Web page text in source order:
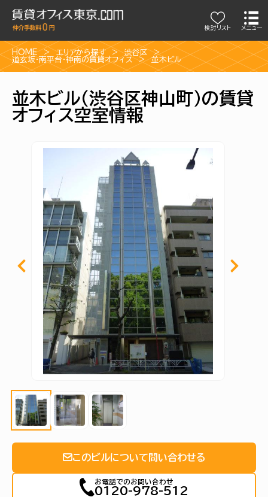
検討リスト メニュー
HOME エリアから探す
渋谷区
道玄坂・南平台・神南の賃貸オフィス
並木ビル
並木ビル（渋谷区神山町）の賃貸
オフィス空室情報
このビルについて問い合わせる
お電話でのお問い合わせ
0120-978-512